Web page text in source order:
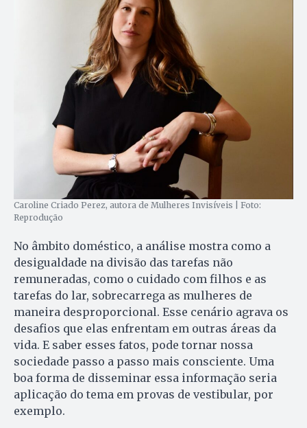
Caroline Criado Perez, autora de Mulheres Invisíveis | Foto:
Reprodução
No âmbito doméstico, a análise mostra como a
desigualdade na divisão das tarefas não
remuneradas, como o cuidado com filhos e as
tarefas do lar, sobrecarrega as mulheres de
maneira desproporcional. Esse cenário agrava os
desafios que elas enfrentam em outras áreas da
vida. E saber esses fatos, pode tornar nossa
sociedade passo a passo mais consciente. Uma
boa forma de disseminar essa informação seria
aplicação do tema em provas de vestibular, por
exemplo.